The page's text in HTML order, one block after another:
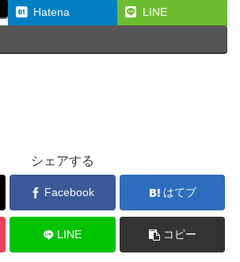
Hatena LINE
シェアする
Facebook はてブ
LINE コピー